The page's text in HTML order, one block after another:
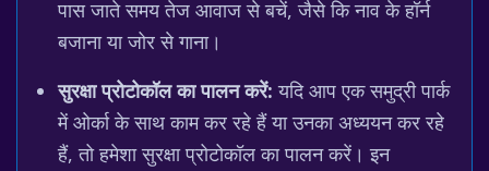
पास जाते समय तेज आवाज से बचें, जैसे कि नाव के हॉर्न
बजाना या जोर से गाना।
सुरक्षा प्रोटोकॉल का पालन करें: यदि आप एक समुद्री पार्क
में ओर्का के साथ काम कर रहे हैं या उनका अध्ययन कर रहे
हैं, तो हमेशा सुरक्षा प्रोटोकॉल का पालन करें। इन